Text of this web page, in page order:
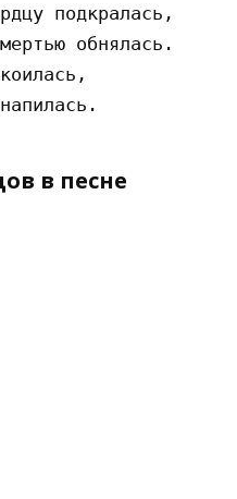
подкралась,
обнялась.
в песне